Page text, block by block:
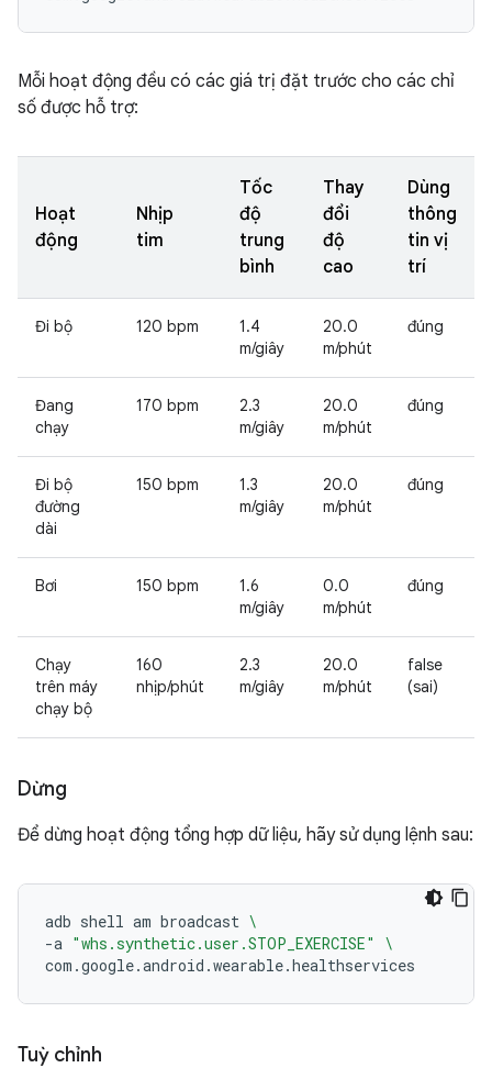
Mỗi hoạt động đều có các giá trị đặt trước cho các chỉ
số được hỗ trợ:
Hoạt
động
Nhịp
tim
Tốc
độ
trung
bình
Thay
đổi
độ
cao
Dùng
thông
tin vị
trí
Đi bộ 120 bpm
1.4
m/giây
20.0
m/phút
đúng
Đang
chạy
170 bpm
2.3
m/giây
20.0
m/phút
đúng
Đi bộ
đường
dài
150 bpm
1.3
m/giây
20.0
m/phút
đúng
Bơi 150 bpm
1.6
m/giây
0.0
m/phút
đúng
Chạy
trên máy
chạy bộ
160
nhịp/phút
2.3
m/giây
20.0
m/phút
false
(sai)
Dừng
Để dừng hoạt động tổng hợp dữ liệu, hãy sử dụng lệnh sau:
adb shell am broadcast \
-a "whs.synthetic.user.STOP_EXERCISE"
\
Tuỳ chỉnh